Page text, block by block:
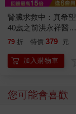
腎臟求救中：真希望
40歲之前洪永祥醫師
就告訴我這些事
79 折 特價 379 元
加入購物車
您可能會喜歡